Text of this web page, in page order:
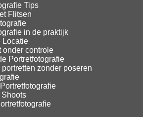
Tips
Flitsen
in de praktijk
Locatie
onder controle
Portretfotografie
zonder poseren